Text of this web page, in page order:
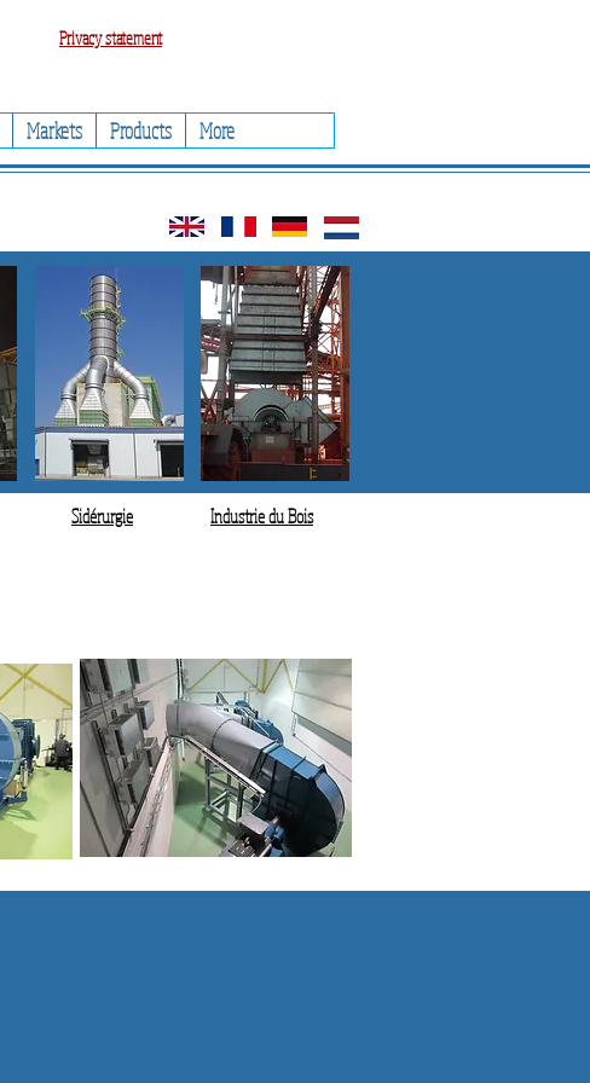
Privacy statement
Markets Products More
Sidérurgie Industrie du Bois